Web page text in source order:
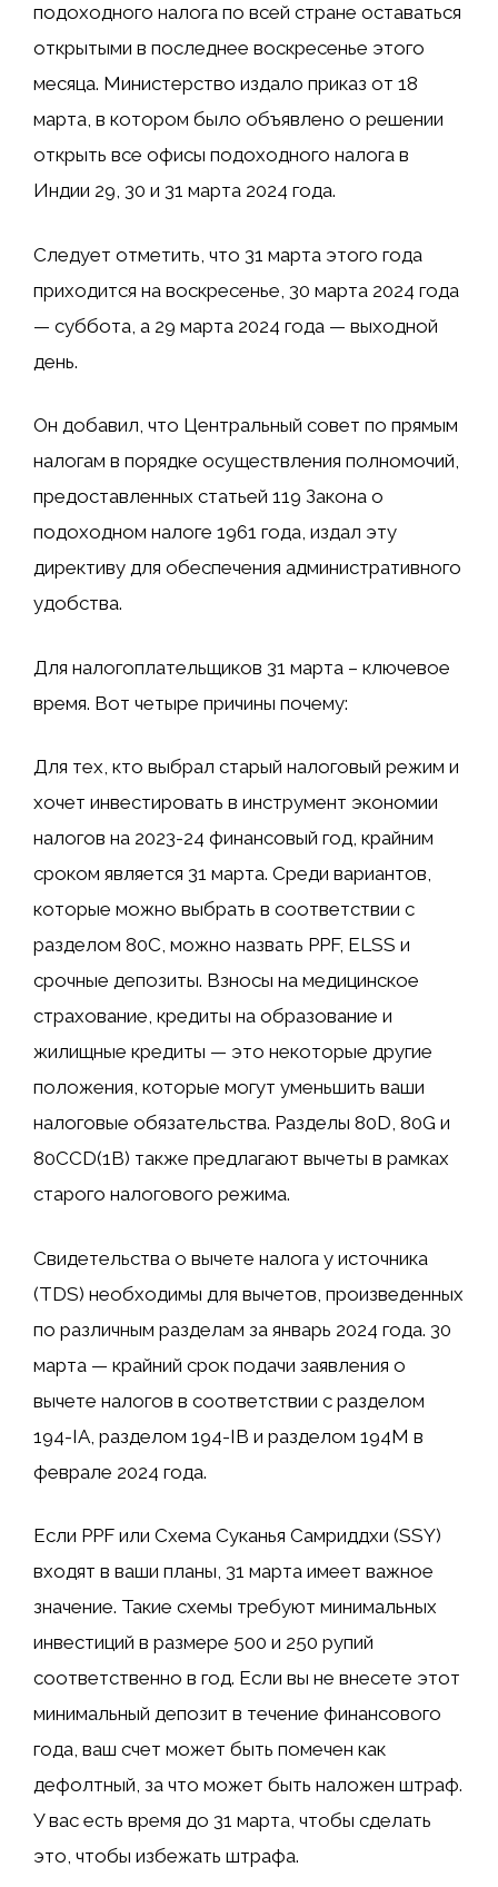
подоходного налога по всей стране оставаться
открытыми в последнее воскресенье этого
месяца. Министерство издало приказ от 18
марта, в котором было объявлено о решении
открыть все офисы подоходного налога в
Индии 29, 30 и 31 марта 2024 года.
Следует отметить, что 31 марта этого года
приходится на воскресенье, 30 марта 2024 года
— суббота, а 29 марта 2024 года — выходной
день.
Он добавил, что Центральный совет по прямым
налогам в порядке осуществления полномочий,
предоставленных статьей 119 Закона о
подоходном налоге 1961 года, издал эту
директиву для обеспечения административного
удобства.
Для налогоплательщиков 31 марта – ключевое
время. Вот четыре причины почему:
Для тех, кто выбрал старый налоговый режим и
хочет инвестировать в инструмент экономии
налогов на 2023-24 финансовый год, крайним
сроком является 31 марта. Среди вариантов,
которые можно выбрать в соответствии с
разделом 80C, можно назвать PPF, ELSS и
срочные депозиты. Взносы на медицинское
страхование, кредиты на образование и
жилищные кредиты — это некоторые другие
положения, которые могут уменьшить ваши
налоговые обязательства. Разделы 80D, 80G и
80CCD(1B) также предлагают вычеты в рамках
старого налогового режима.
Свидетельства о вычете налога у источника
(TDS) необходимы для вычетов, произведенных
по различным разделам за январь 2024 года. 30
марта — крайний срок подачи заявления о
вычете налогов в соответствии с разделом
194-IA, разделом 194-IB и разделом 194M в
феврале 2024 года.
Если PPF или Схема Суканья Самриддхи (SSY)
входят в ваши планы, 31 марта имеет важное
значение. Такие схемы требуют минимальных
инвестиций в размере 500 и 250 рупий
соответственно в год. Если вы не внесете этот
минимальный депозит в течение финансового
года, ваш счет может быть помечен как
дефолтный, за что может быть наложен штраф.
У вас есть время до 31 марта, чтобы сделать
это, чтобы избежать штрафа.